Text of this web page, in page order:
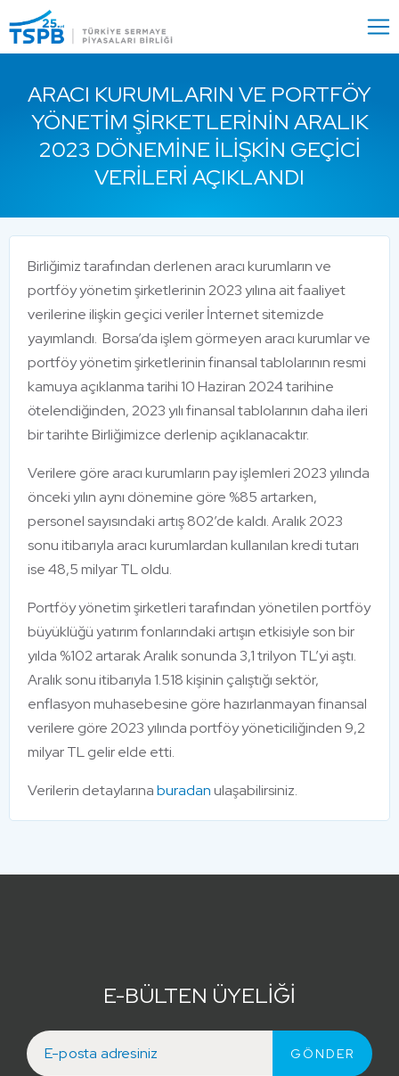
Close
ARACI KURUMLARIN VE PORTFÖY
YÖNETIM ŞIRKETLERININ ARALIK
2023 DÖNEMINE İLIŞKIN GEÇICI
VERILERI AÇIKLANDI
Birliğimiz tarafından derlenen aracı kurumların ve
portföy yönetim şirketlerinin 2023 yılına ait faaliyet
verilerine ilişkin geçici veriler İnternet sitemizde
yayımlandı. Borsa’da işlem görmeyen aracı kurumlar ve
portföy yönetim şirketlerinin finansal tablolarının resmi
kamuya açıklanma tarihi 10 Haziran 2024 tarihine
ötelendiğinden, 2023 yılı finansal tablolarının daha ileri
bir tarihte Birliğimizce derlenip açıklanacaktır.
Verilere göre aracı kurumların pay işlemleri 2023 yılında
önceki yılın aynı dönemine göre %85 artarken,
personel sayısındaki artış 802’de kaldı. Aralık 2023
sonu itibarıyla aracı kurumlardan kullanılan kredi tutarı
ise 48,5 milyar TL oldu.
Portföy yönetim şirketleri tarafından yönetilen portföy
büyüklüğü yatırım fonlarındaki artışın etkisiyle son bir
yılda %102 artarak Aralık sonunda 3,1 trilyon TL’yi aştı.
Aralık sonu itibarıyla 1.518 kişinin çalıştığı sektör,
enflasyon muhasebesine göre hazırlanmayan finansal
verilere göre 2023 yılında portföy yöneticiliğinden 9,2
milyar TL gelir elde etti.
Verilerin detaylarınaburadanulaşabilirsiniz.
E-BÜLTEN ÜYELİĞİ